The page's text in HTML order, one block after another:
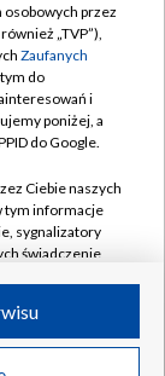
przez
„TVP”),
Zaufanych
do
i
poniżej, a
do Google.
Ciebie naszych
tym informacje
sygnalizatory
świadczenie
Ciebie